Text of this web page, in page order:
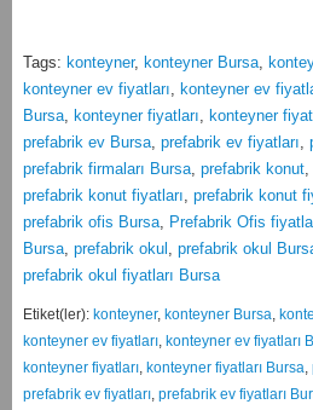
Tags: konteyner, konteyner Bursa,
konteyner ev fiyatları, konteyner ev
Bursa, konteyner fiyatları, konteyner
prefabrik ev Bursa, prefabrik ev fiyatları,
prefabrik firmaları Bursa, prefabrik konut,
prefabrik konut fiyatları, prefabrik konut
prefabrik ofis Bursa, Prefabrik Ofis
Bursa, prefabrik okul , prefabrik okul
prefabrik okul fiyatları Bursa
Etiket(ler): konteyner, konteyner Bursa,
konteyner ev fiyatları, konteyner ev fiyatları
konteyner fiyatları, konteyner fiyatları Bursa,
prefabrik ev fiyatları, prefabrik ev fiyatları